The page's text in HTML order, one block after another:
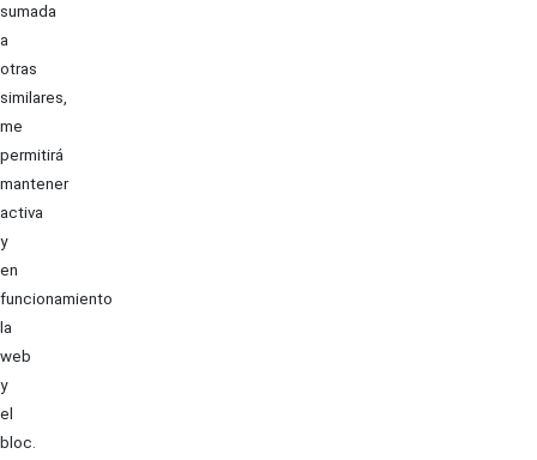
sumada
a
otras
similares,
me
permitirá
mantener
activa
y
en
funcionamiento
la
web
y
el
bloc.